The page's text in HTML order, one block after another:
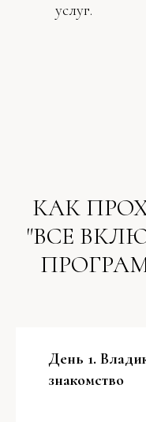
услуг.
КАК
"ВСЕ
День 1.
знакомство